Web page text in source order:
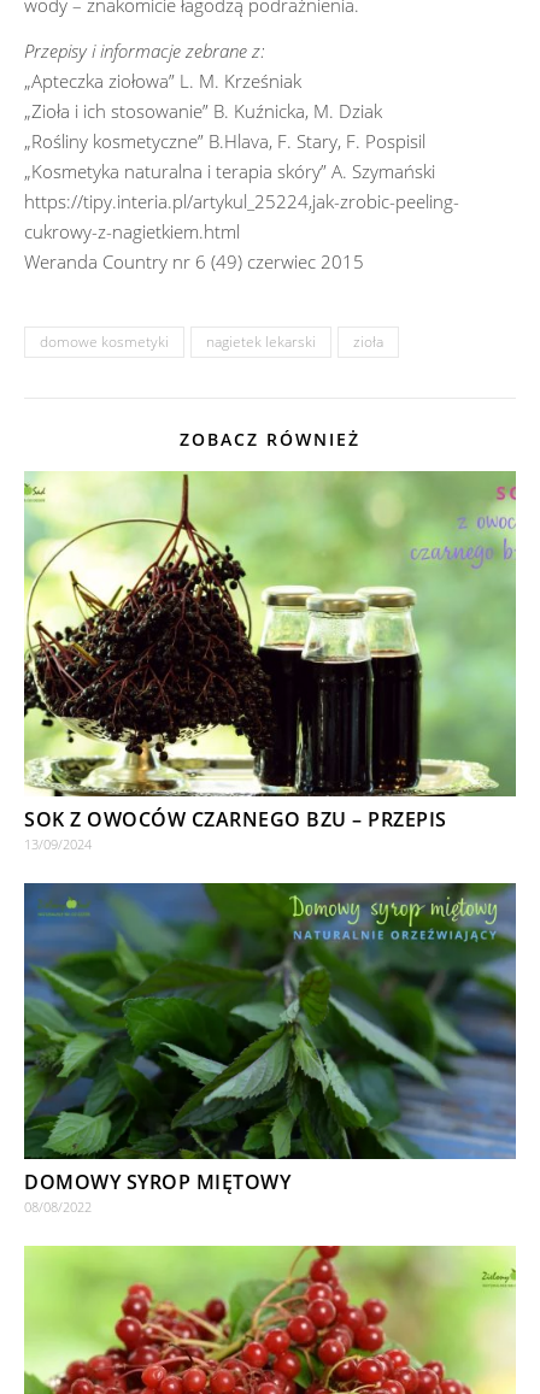
wody – znakomicie łagodzą podrażnienia.
Przepisy i informacje zebrane z:
„Apteczka ziołowa” L. M. Krześniak
„Zioła i ich stosowanie” B. Kuźnicka, M. Dziak
„Rośliny kosmetyczne” B.Hlava, F. Stary, F. Pospisil
„Kosmetyka naturalna i terapia skóry” A. Szymański
https://tipy.interia.pl/artykul_25224,jak-zrobic-peeling-
cukrowy-z-nagietkiem.html
Weranda Country nr 6 (49) czerwiec 2015
domowe kosmetyki nagietek lekarski zioła
ZOBACZ RÓWNIEŻ
SOK Z OWOCÓW CZARNEGO BZU – PRZEPIS
13/09/2024
DOMOWY SYROP MIĘTOWY
08/08/2022